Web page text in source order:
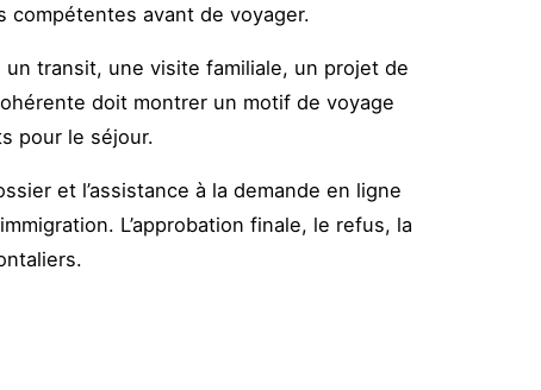
avant de voyager.
transit, une visite familiale, un projet de
doit montrer un motif de voyage
pour le séjour.
et l’assistance à la demande en ligne
L’approbation finale, le refus, la